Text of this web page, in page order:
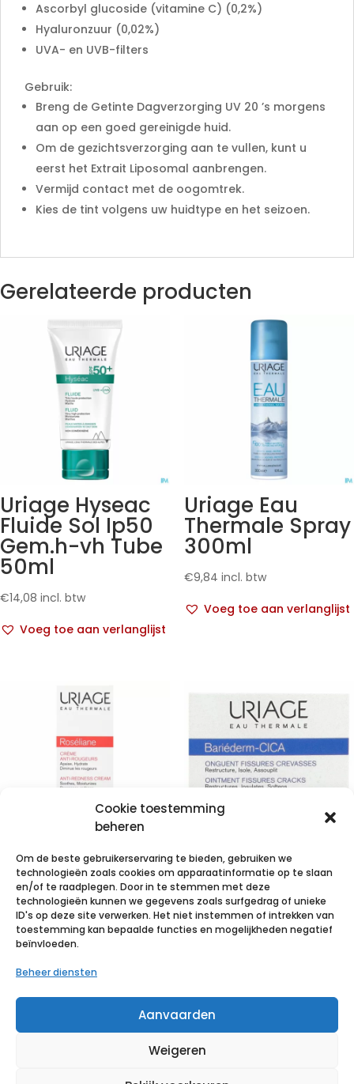
Cookie toestemming
beheren
Om de beste gebruikerservaring te bieden, gebruiken we
technologieën zoals cookies om apparaatinformatie op te slaan
en/of te raadplegen. Door in te stemmen met deze
technologieën kunnen we gegevens zoals surfgedrag of unieke
ID's op deze site verwerken. Het niet instemmen of intrekken van
toestemming kan bepaalde functies en mogelijkheden negatief
beïnvloeden.
Beheer diensten
Aanvaarden
Weigeren
Ascorbyl glucoside (vitamine C) (0,2%)
Hyaluronzuur (0,02%)
UVA- en UVB-filters
Gebruik:
Breng de Getinte Dagverzorging UV 20 ’s morgens
aan op een goed gereinigde huid.
Om de gezichtsverzorging aan te vullen, kunt u
eerst het Extrait Liposomal aanbrengen.
Vermijd contact met de oogomtrek.
Kies de tint volgens uw huidtype en het seizoen.
Gerelateerde producten
Uriage Hyseac
Fluide Sol Ip50
Gem.h-vh Tube
50ml
€14,08 incl. btw
Voeg toe aan verlanglijst
Uriage Eau
Thermale Spray
300ml
€9,84 incl. btw
Voeg toe aan verlanglijst
Uriage
Roseliane
Creme Anti
Roodheid Tube
40ml
Voeg toe aan verlanglijst
Uriage
Bariederm
Kloven-barsten
Zalf Pot 40g
Voeg toe aan verlanglijst